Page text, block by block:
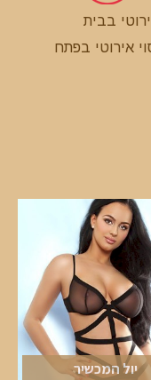
בבית
אירוטי בפתח
יול המכשיר